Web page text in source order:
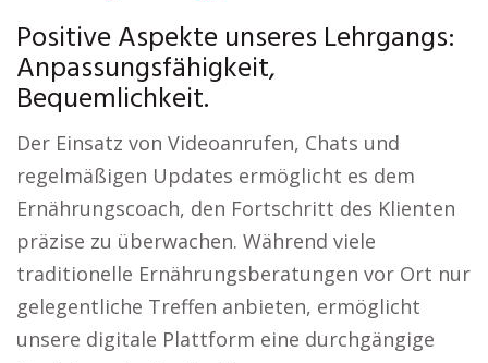
Positive Aspekte unseres Lehrgangs:
Anpassungsfähigkeit,
Bequemlichkeit.
Der Einsatz von Videoanrufen, Chats und
regelmäßigen Updates ermöglicht es dem
Ernährungscoach, den Fortschritt des Klienten
präzise zu überwachen. Während viele
traditionelle Ernährungsberatungen vor Ort nur
gelegentliche Treffen anbieten, ermöglicht
unsere digitale Plattform eine durchgängige